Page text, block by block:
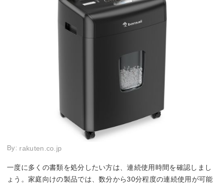
By: rakuten.co.jp
一度に多くの書類を処分したい方は、連続使用時間を確認しまし
ょう。家庭向けの製品では、数分から30分程度の連続使用が可能